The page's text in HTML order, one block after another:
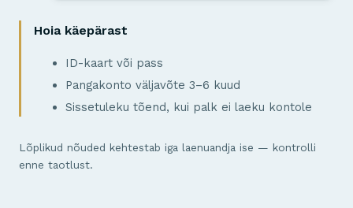
Hoia käepärast
ID-kaart või pass
Pangakonto väljavõte 3–6 kuud
Sissetuleku tõend, kui palk ei laeku kontole
Lõplikud nõuded kehtestab iga laenuandja ise — kontrolli
enne taotlust.